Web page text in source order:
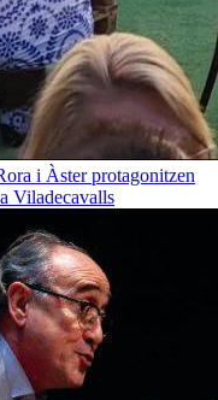
i Àster protagonitzen
Viladecavalls